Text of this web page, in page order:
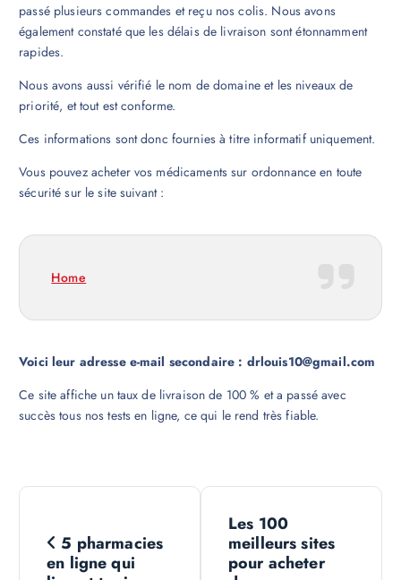
passé plusieurs commandes et reçu nos colis. Nous avons
également constaté que les délais de livraison sont étonnamment
rapides.
Nous avons aussi vérifié le nom de domaine et les niveaux de
priorité, et tout est conforme.
Ces informations sont donc fournies à titre informatif uniquement.
Vous pouvez acheter vos médicaments sur ordonnance en toute
sécurité sur le site suivant :
Home
Voici leur adresse e-mail secondaire : drlouis10@gmail.com
Ce site affiche un taux de livraison de 100 % et a passé avec
succès tous nos tests en ligne, ce qui le rend très fiable.
N
5 pharmacies
en ligne qui
Les 100
meilleurs sites
pour acheter